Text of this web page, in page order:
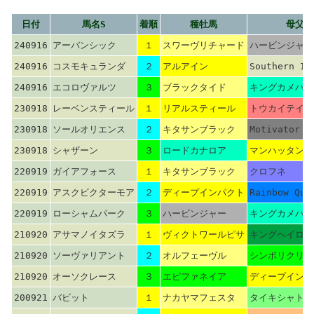
日付 馬名S 着順 種牡馬
母父馬
240916 アーバンシック １ スワーヴリチャード ハービンジャー
240916
コスモキュランダ ２ アルアイン
Southern
240916 エコロヴァルツ ３ ブラックタイド
キングカメハ
230918
レーベンスティール １ リアルスティール
トウカイテイ
230918
ソールオリエンス ２ キタサンブラック
Motivator
230918 シャザーン ３ ロードカナロア
マンハッタン
220919 ガイアフォース １ キタサンブラック
クロフネ
220919 アスクビクターモア ２ ディープインパクト
Rainbow
220919
ローシャムパーク ３ ハービンジャー
キングカメハ
210920 アサマノイタズラ １ ヴィクトワールピサ キングヘイロー
210920
ソーヴァリアント ２ オルフェーヴル
シンボリクリ
210920 オーソクレース ３ エピファネイア
ディープイン
200921 バビット １ ナカヤマフェスタ
タイキシャトル